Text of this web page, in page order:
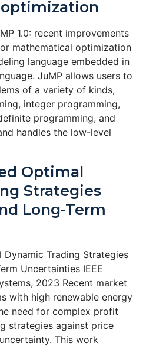
1.0: recent improvements
mathematical optimization
language embedded in
JuMP allows users to
of a variety of kinds,
integer programming,
programming, and
handles the low-level
Optimal
Strategies
Long-Term
Dynamic Trading Strategies
Uncertainties IEEE
2023 Recent market
with high renewable energy
need for complex profit
strategies against price
This work